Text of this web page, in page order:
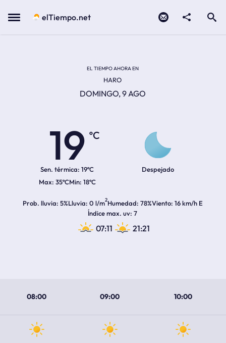
Menu elTiempo.net
EL TIEMPO AHORA EN
HARO
DOMINGO, 9 AGO
19
ºC
Sen. térmica: 19ºC
35ºC 18ºC
Despejado
Prob. lluvia 5%Lluvia 0 l/m2Humedad 78%Viento 16 km/h E
Índice max. uv 7
07:11 21:21
08:00 09:00 10:00